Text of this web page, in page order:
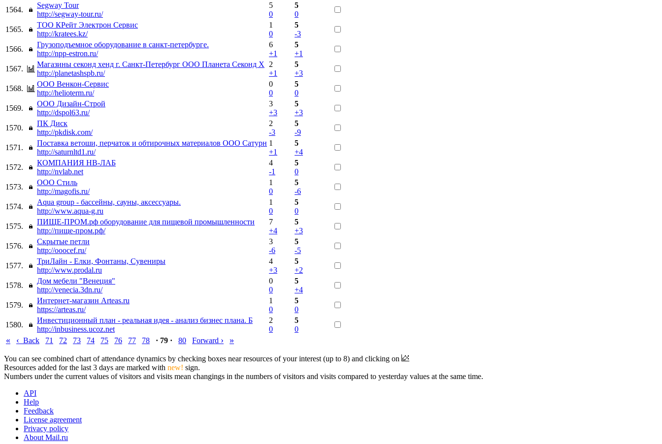
1564.
Segway Tour
http://segway-tour.ru/
5
0
5
0
1565.
ТОО КРейт Электрон Сервис
http://kratees.kz/
1
0
5
-3
1566.
Грузоподъемное оборудование в санкт-петербурге.
http://npp-estron.ru/
6
+1
5
+1
1567.
Магазины секонд хенд г. Санкт-Петербург ООО Планета Секонд Х
http://planetashspb.ru/
2
+1
5
+3
1568.
ООО Венкон-Сервис
http://helioterm.ru/
0
0
5
0
1569.
ООО Дизайн-Строй
http://dspol63.ru/
3
+3
5
+3
1570.
ПК Диск
http://pkdisk.com/
2
-3
5
-9
1571.
Поставка ветоши, перчаток и обтирочных материалов ООО Сатурн
http://saturnltd1.ru/
1
+1
5
+4
1572.
КОМПАНИЯ НВ-ЛАБ
http://nvlab.net
4
-1
5
0
1573.
ООО Стиль
http://magofis.ru/
1
0
5
-6
1574.
Aqua group - бассейны, сауны, аксессуары.
http://www.aqua-g.ru
1
0
5
0
1575.
ПИЩЕ-ПРОМ.рф оборудование для пищевой промышленности
http://пище-пром.рф/
7
+4
5
+3
1576.
Скрытые петли
http://ooocef.ru/
3
-6
5
-5
1577.
ТриЛайн - Елки, Фонтаны, Сувениры
http://www.prodal.ru
4
+3
5
+2
1578.
Дом мебели "Венеция"
http://venecia.3dn.ru/
0
0
5
+4
1579.
Интернет-магазин Arteas.ru
https://arteas.ru/
1
0
5
0
1580.
Инвестиционный план - реальная идея - анализ бизнес плана. Б
http://inbusiness.ucoz.net
2
0
5
0
« ‹ Back 71 72 73 74 75 76 77 78 · 79 · 80 Forward › »
You can see combined chart of attendance dynamics by checking boxes near resources of your interest (up to 8) and clicking on
Resources added for the last 3 days are marked with new! sign.
Numbers under the current values of visitors and visits mean changings in the numbers of visitors and visits compared to yesterday values at the same time.
API
Help
Feedback
License agreement
Privacy policy
About Mail.ru